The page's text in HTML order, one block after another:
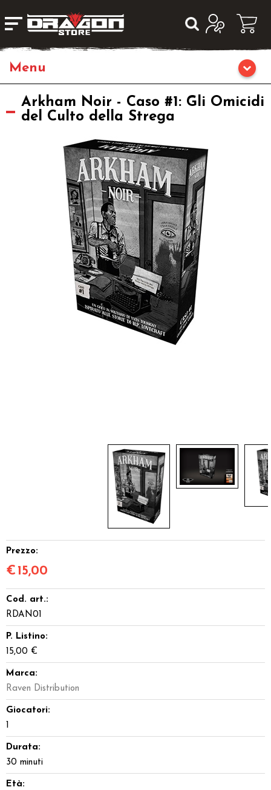
Giochi da Tavolo
Giochi di Carte Collezionabili
Arkham Noir - Caso #1: Gli Omicidi
del Culto della Strega
Prezzo:
€ 15,00
Cod. art.:
RDAN01
P. Listino:
15,00 €
Marca:
Raven Distribution
Giocatori:
1
Durata:
30 minuti
Età: